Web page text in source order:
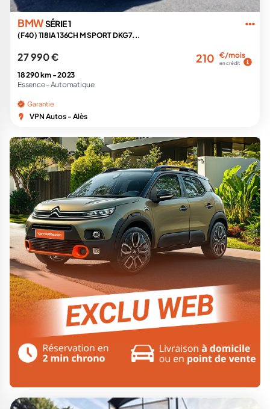
BMWSÉRIE 1
(F40) 118IA 136CH M SPORT DKG7...
27 990 € 210 €/mois
en crédit
18 290 km -2023
Essence - Automatique
Garantie
VPN Autos - Alès